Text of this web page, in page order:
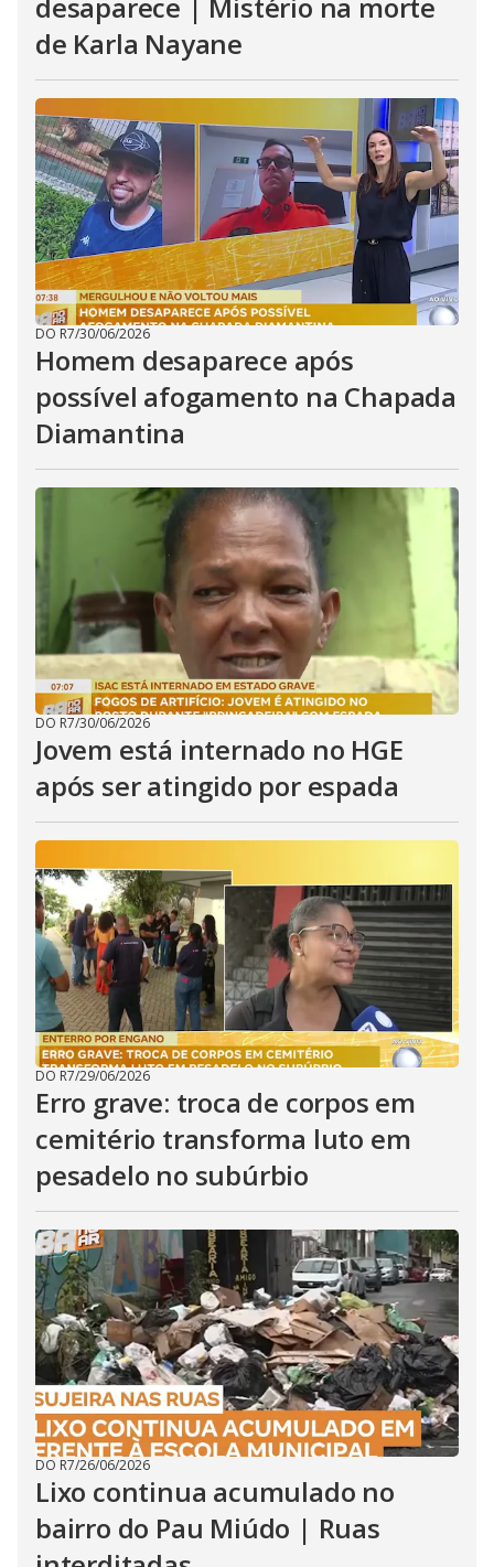
de Karla Nayane
DO R7/30/06/2026
Homem desaparece após
possível afogamento na Chapada
Diamantina
DO R7/30/06/2026
Jovem está internado no HGE
após ser atingido por espada
DO R7/29/06/2026
Erro grave: troca de corpos em
cemitério transforma luto em
pesadelo no subúrbio
DO R7/26/06/2026
Lixo continua acumulado no
bairro do Pau Miúdo | Ruas